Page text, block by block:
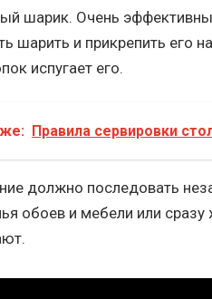
шарик. Очень
шарить и прикрепить его
испугает его.
Правила сервировки
должно последовать
обоев и мебели или